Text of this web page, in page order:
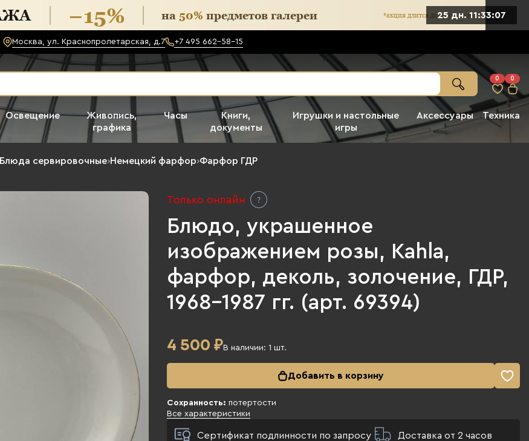
25 дн. 11:33:06
Москва, ул. Краснопролетарская, д.7 +7 495 662-58-15
0 0
Освещение
Живопись,
графика
Часы
Книги,
документы
Игрушки и настольные
игры
Аксессуары Техника
Блюда сервировочные›Немецкий фарфор›Фарфор ГДР
Только онлайн
Блюдо, украшенное
изображением розы, Kahla,
фарфор, деколь, золочение, ГДР,
1968-1987 гг. (арт. 69394)
4 500 ₽В наличии: 1 шт.
Добавить в корзину
Сохранность: потертости
Все характеристики
Сертификат подлинности по запросу Доставка от 2 часов